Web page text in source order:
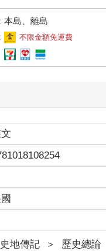
本島、離島
不限金額免運費
史地傳記 ＞ 歷史總論